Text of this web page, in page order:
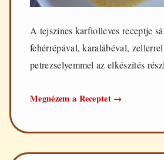
A tejszínes karfiolleves receptje
fehérrépával, karalábéval,
petrezselyemmel az elkészítés
Megnézem a Receptet Tejszínes
→